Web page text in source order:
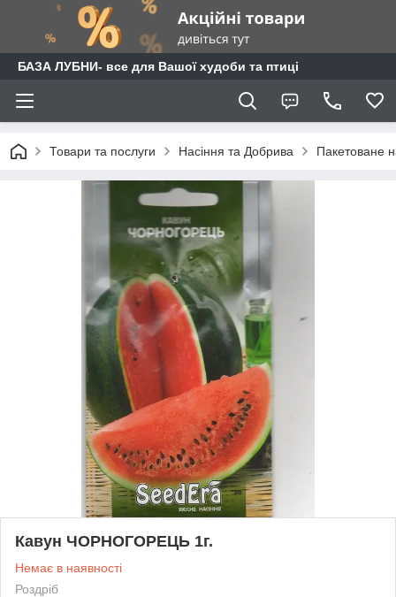
БАЗА ЛУБНИ- все для Вашої худоби та птиці
Товари та послуги Насіння та Добрива Пакетоване
Кавун ЧОРНОГОРЕЦЬ 1г.
Немає в наявності
Роздріб